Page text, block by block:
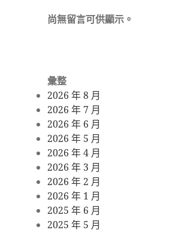
尚無留言可供顯示。
彙整
2026 年 8 月
2026 年 7 月
2026 年 6 月
2026 年 5 月
2026 年 4 月
2026 年 3 月
2026 年 2 月
2026 年 1 月
2025 年 6 月
2025 年 5 月